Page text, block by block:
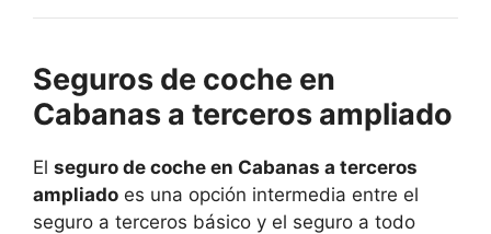
Seguros de coche en
Cabanas a terceros ampliado
El seguro de coche en Cabanas a terceros
ampliado es una opción intermedia entre el
seguro a terceros básico y el seguro a todo